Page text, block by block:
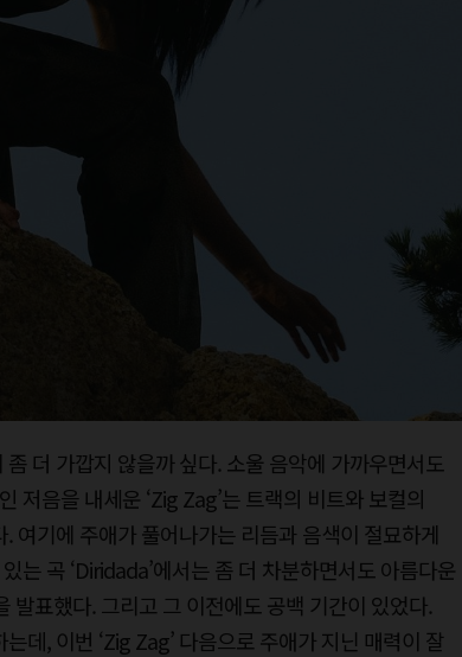
더 가깝지 않을까 싶다. 소울 음악에 가까우면서도
저음을 내세운 ‘Zig Zag’는 트랙의 비트와 보컬의
여기에 주애가 풀어나가는 리듬과 음색이 절묘하게
는 곡 ‘Diridada’에서는 좀 더 차분하면서도 아름다운
발표했다. 그리고 그 이전에도 공백 기간이 있었다.
데, 이번 ‘Zig Zag’ 다음으로 주애가 지닌 매력이 잘